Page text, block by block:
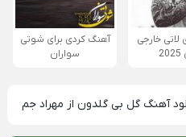
خارجی
آهنگ کردی برای شوتی
سواران
آهنگ گل بی گلدون از مهراد جم